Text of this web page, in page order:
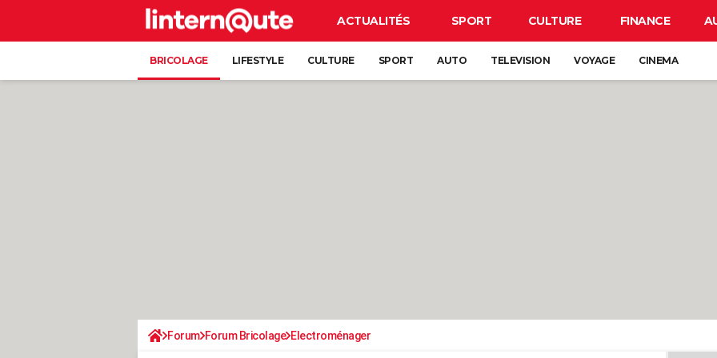
ACTUALITÉS SPORT CULTURE FINANCE
BRICOLAGE LIFESTYLE CULTURE SPORT AUTO TELEVISION VOYAGE CINEMA
Forum Forum Bricolage Electroménager